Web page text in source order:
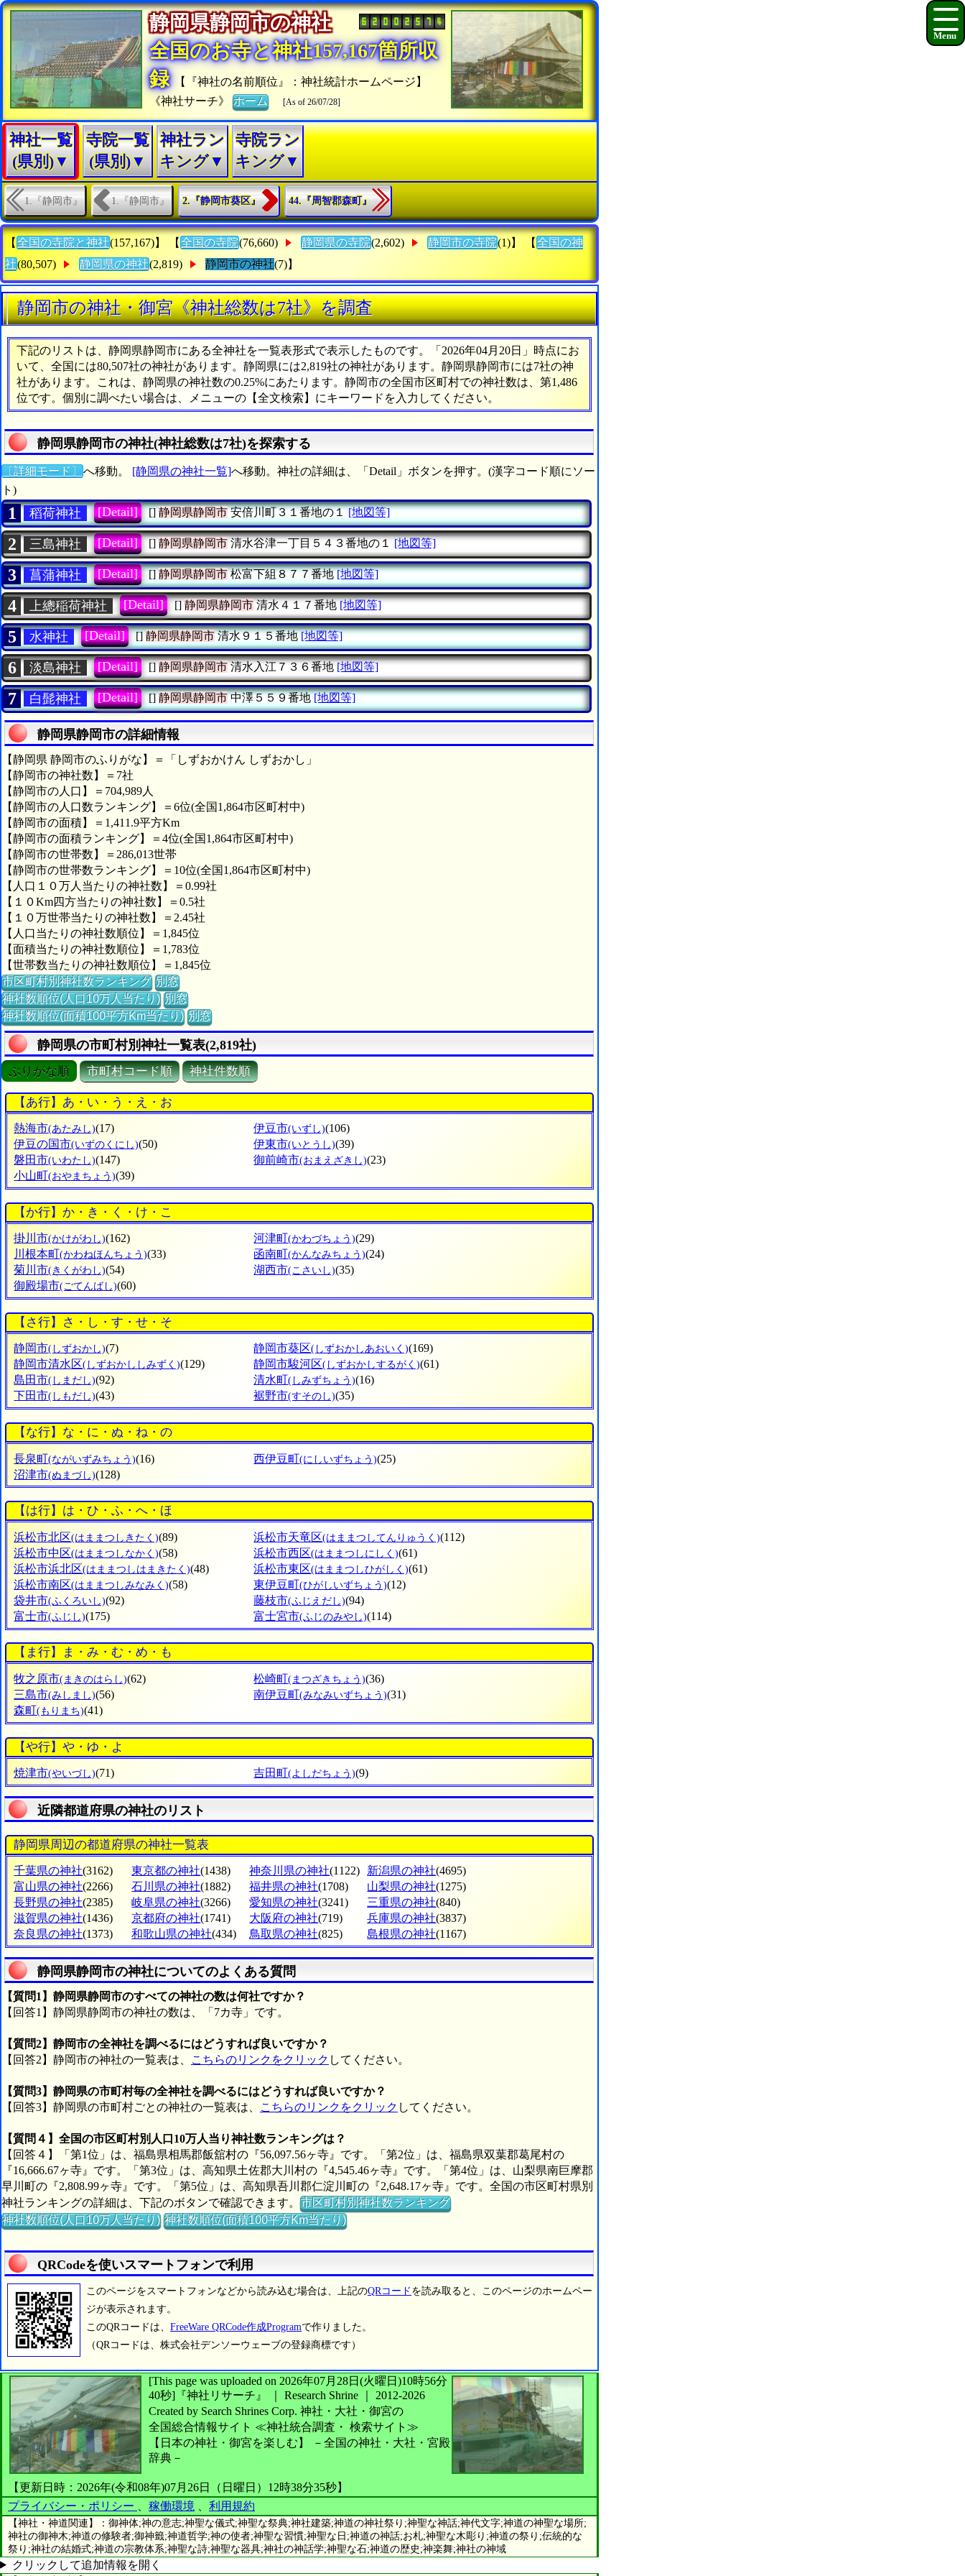
静岡県静岡市の神社
全国のお寺と神社157,167箇所収
録
【『神社の名前順位』：神社統計ホームページ】
《神社サーチ》ホーム [As of 26/07/28]
神社一覧
(県別)▼
寺院一覧
(県別)▼
神社ラン
キング▼
寺院ラン
キング▼
1.『静岡市』 1.『静岡市』 2.『静岡市葵区』 44.『周智郡森町』
【 全国の寺院と神社(157,167)】 【 全国の寺院(76,660) 静岡県の寺院(2,602) 静岡市の寺院(1)】 【 全国の神
社(80,507) 静岡県の神社(2,819) 静岡市の神社(7)】
静岡市の神社・御宮《神社総数は7社》を調査
下記のリストは、静岡県静岡市にある全神社を一覧表形式で表示したものです。「2026年04月20日」時点にお
いて、全国には80,507社の神社があります。静岡県には2,819社の神社があります。静岡県静岡市には7社の神
社があります。これは、静岡県の神社数の0.25%にあたります。静岡市の全国市区町村での神社数は、第1,486
位です。個別に調べたい場合は、メニューの【全文検索】にキーワードを入力してください。
静岡県静岡市の神社(神社総数は7社)を探索する
〔詳細モード〕 へ移動。 [静岡県の神社一覧]へ移動。神社の詳細は、「Detail」ボタンを押す。(漢字コード順にソー
ト)
1 稻荷神社 [Detail] [] 静岡県静岡市安倍川町３１番地の１ [地図等]
2 三島神社 [Detail] [] 静岡県静岡市清水谷津一丁目５４３番地の１ [地図等]
3 菖蒲神社 [Detail] [] 静岡県静岡市松富下組８７７番地 [地図等]
4 上總稲荷神社 [Detail] [] 静岡県静岡市清水４１７番地 [地図等]
5 水神社 [Detail] [] 静岡県静岡市清水９１５番地 [地図等]
6 淡島神社 [Detail] [] 静岡県静岡市清水入江７３６番地 [地図等]
7 白髭神社 [Detail] [] 静岡県静岡市中澤５５９番地 [地図等]
静岡県静岡市の詳細情報
【静岡県 静岡市のふりがな】＝「しずおかけん しずおかし」
【静岡市の神社数】＝7社
【静岡市の人口】＝704,989人
【静岡市の人口数ランキング】＝6位(全国1,864市区町村中)
【静岡市の面積】＝1,411.9平方Km
【静岡市の面積ランキング】＝4位(全国1,864市区町村中)
【静岡市の世帯数】＝286,013世帯
【静岡市の世帯数ランキング】＝10位(全国1,864市区町村中)
【人口１０万人当たりの神社数】＝0.99社
【１０Km四方当たりの神社数】＝0.5社
【１０万世帯当たりの神社数】＝2.45社
【人口当たりの神社数順位】＝1,845位
【面積当たりの神社数順位】＝1,783位
【世帯数当たりの神社数順位】＝1,845位
市区町村別神社数ランキング 別窓
神社数順位(人口10万人当たり) 別窓
神社数順位(面積100平方Km当たり) 別窓
静岡県の市町村別神社一覧表(2,819社)
ぶりがな順 市町村コード順 神社件数順
【あ行】あ・い・う・え・お
熱海市(あたみし)(17) 伊豆市(いずし)(106)
伊豆の国市(いずのくにし)(50) 伊東市(いとうし)(39)
磐田市(いわたし)(147) 御前崎市(おまえざきし)(23)
小山町(おやまちょう)(39)
【か行】か・き・く・け・こ
掛川市(かけがわし)(162) 河津町(かわづちょう)(29)
川根本町(かわねほんちょう)(33) 函南町(かんなみちょう)(24)
菊川市(きくがわし)(54) 湖西市(こさいし)(35)
御殿場市(ごてんばし)(60)
【さ行】さ・し・す・せ・そ
静岡市(しずおかし)(7) 静岡市葵区(しずおかしあおいく)(169)
静岡市清水区(しずおかししみずく)(129) 静岡市駿河区(しずおかしするがく)(61)
島田市(しまだし)(92) 清水町(しみずちょう)(16)
下田市(しもだし)(43) 裾野市(すそのし)(35)
【な行】な・に・ぬ・ね・の
長泉町(ながいずみちょう)(16) 西伊豆町(にしいずちょう)(25)
沼津市(ぬまづし)(128)
【は行】は・ひ・ふ・へ・ほ
浜松市北区(はままつしきたく)(89) 浜松市天竜区(はままつしてんりゅうく)(112)
浜松市中区(はままつしなかく)(58) 浜松市西区(はままつしにしく)(61)
浜松市浜北区(はままつしはまきたく)(48) 浜松市東区(はままつしひがしく)(61)
浜松市南区(はままつしみなみく)(58) 東伊豆町(ひがしいずちょう)(12)
袋井市(ふくろいし)(92) 藤枝市(ふじえだし)(94)
富士市(ふじし)(175) 富士宮市(ふじのみやし)(114)
【ま行】ま・み・む・め・も
牧之原市(まきのはらし)(62) 松崎町(まつざきちょう)(36)
三島市(みしまし)(56) 南伊豆町(みなみいずちょう)(31)
森町(もりまち)(41)
【や行】や・ゆ・よ
焼津市(やいづし)(71) 吉田町(よしだちょう)(9)
近隣都道府県の神社のリスト
静岡県周辺の都道府県の神社一覧表
千葉県の神社(3162) 東京都の神社(1438) 神奈川県の神社(1122) 新潟県の神社(4695)
富山県の神社(2266) 石川県の神社(1882) 福井県の神社(1708) 山梨県の神社(1275)
長野県の神社(2385) 岐阜県の神社(3266) 愛知県の神社(3241) 三重県の神社(840)
滋賀県の神社(1436) 京都府の神社(1741) 大阪府の神社(719) 兵庫県の神社(3837)
奈良県の神社(1373) 和歌山県の神社(434) 鳥取県の神社(825) 島根県の神社(1167)
静岡県静岡市の神社についてのよくある質問
【質問1】静岡県静岡市のすべての神社の数は何社ですか？
【回答1】静岡県静岡市の神社の数は、「7カ寺」です。
【質問2】静岡市の全神社を調べるにはどうすれば良いですか？
【回答2】静岡市の神社の一覧表は、
こちらのリンクをクリック してください。
【質問3】静岡県の市町村毎の全神社を調べるにはどうすれば良いですか？
【回答3】静岡県の市町村ごとの神社の一覧表は、
こちらのリンクをクリック してください。
【質問４】全国の市区町村別人口10万人当り神社数ランキングは？
【回答４】「第1位」は、福島県相馬郡飯舘村の『56,097.56ヶ寺』です。「第2位」は、福島県双葉郡葛尾村の
『16,666.67ヶ寺』です。「第3位」は、高知県土佐郡大川村の『4,545.46ヶ寺』です。「第4位」は、山梨県南巨摩郡
早川町の『2,808.99ヶ寺』です。「第5位」は、高知県吾川郡仁淀川町の『2,648.17ヶ寺』です。全国の市区町村県別
神社ランキングの詳細は、下記のボタンで確認できます。市区町村別神社数ランキング
神社数順位(人口10万人当たり) 神社数順位(面積100平方Km当たり)
QRCodeを使いスマートフォンで利用
このページをスマートフォンなどから読み込む場合は、上記のQRコード を読み取ると、このページのホームペー
ジが表示されます。
このQRコードは、 FreeWare QRCode作成Programで作りました。
（QRコードは、株式会社デンソーウェーブの登録商標です）
[This page was uploaded on 2026年07月28日(火曜日)10時56分
40秒] 『神社リサーチ』 ｜ Research Shrine
2012-2026
Created by Search Shrines Corp. 神社・大社・御宮の
全国総合情報サイト ≪神社統合調査・ 検索サイト≫
【日本の神社・御宮を楽しむ】
－全国の神社・大社・宮殿
辞典－
【更新日時：2026年(令和08年)07月26日（日曜日）12時38分35秒】
プライバシー・ポリシー
稼働環境 利用規約
【神社・神道関連】：御神体;神の意志;神聖な儀式;神聖な祭典;神社建築;神道の神社祭り;神聖な神話;神代文字;神道の神聖な場所;
神社の御神木;神道の修験者;御神籤;神道哲学;神の使者;神聖な習慣;神聖な日;神道の神話;お札;神聖な木彫り;神道の祭り;伝統的な
祭り;神社の結婚式;神道の宗教体系;神聖な詩;神聖な器具;神社の神話学;神聖な石;神道の歴史;神楽舞;神社の神域
クリックして追加情報を開く